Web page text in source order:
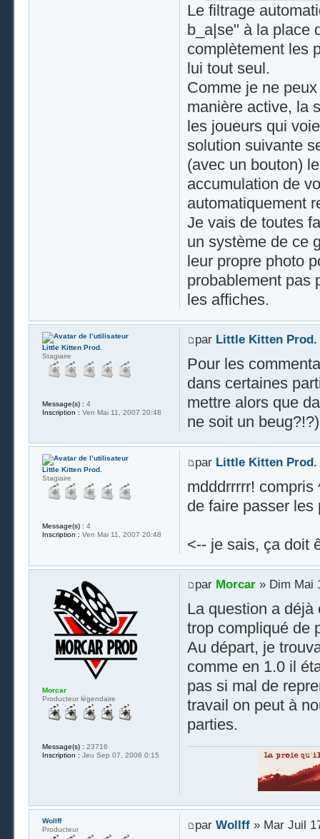
Le filtrage
b_a|se" à la place
complètement les
lui tout seul.
Comme je ne
manière active, la
les joueurs qui
solution suivante
(avec un bouton)
accumulation de
automatiquement
Je vais de toutes
un système de ce
leur propre photo
probablement pas
les affiches.
par Little Kitten Prod.
Pour les
dans certaines
mettre alors que
ne soit un beug?!?)
Little Kitten Prod.
Stagiaire
Message(s) : 4
Inscription : Ven Mai 11, 2007 20:48
par Little Kitten Prod.
mdddrrrrr!
de faire passer les
<-- je sais, ça doit
Little Kitten Prod.
Stagiaire
Message(s) : 4
Inscription : Ven Mai 11, 2007 20:48
par Morcar» Dim Mai
La question a
trop compliqué de
Au départ, je
comme en 1.0 il
pas si mal de
travail on peut à
parties.
Morcar
Producteur légendaire
Message(s) : 23716
Inscription : Jeu Sep 07, 2006 0:15
par Wollff» Mar Juil
Wollff
Producteur